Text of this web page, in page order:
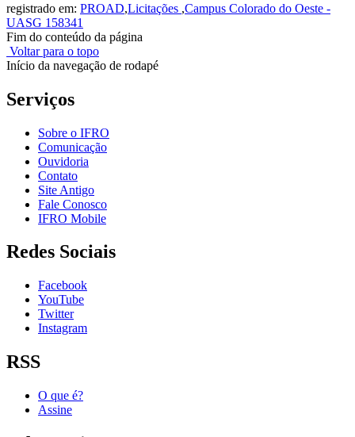
registrado em: PROAD,Licitações ,Campus Colorado do Oeste -
UASG 158341
Fim do conteúdo da página
Voltar para o topo
Início da navegação de rodapé
Serviços
Sobre o IFRO
Comunicação
Ouvidoria
Contato
Site Antigo
Fale Conosco
IFRO Mobile
Redes Sociais
Facebook
YouTube
Twitter
Instagram
RSS
O que é?
Assine